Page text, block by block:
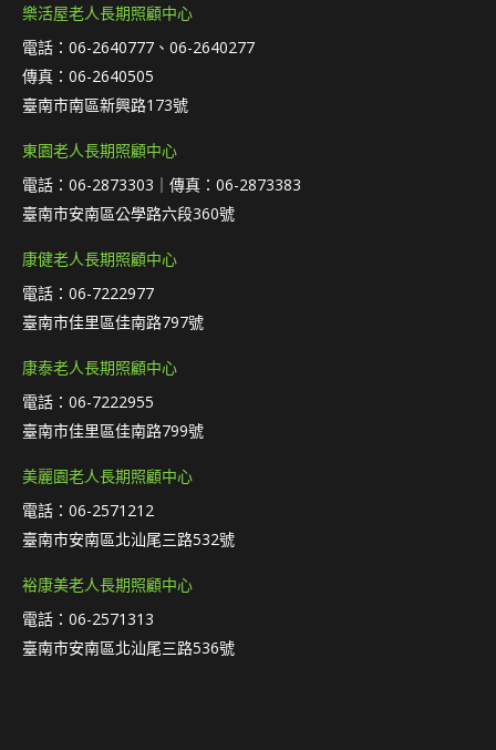
樂活屋老人長期照顧中心
電話：06-2640777、06-2640277
傳真：06-2640505
臺南市南區新興路173號
東園老人長期照顧中心
電話：06-2873303｜傳真：06-2873383
臺南市安南區公學路六段360號
康健老人長期照顧中心
電話：06-7222977
臺南市佳里區佳南路797號
康泰老人長期照顧中心
電話：06-7222955
臺南市佳里區佳南路799號
美麗園老人長期照顧中心
電話：06-2571212
臺南市安南區北汕尾三路532號
裕康美老人長期照顧中心
電話：06-2571313
臺南市安南區北汕尾三路536號